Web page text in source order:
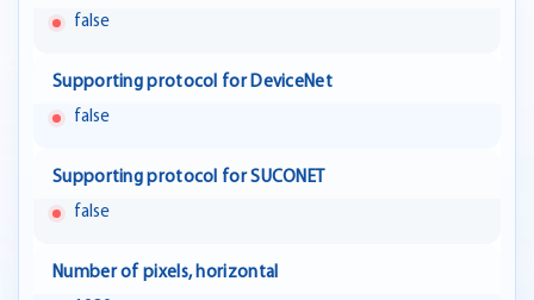
false
Supporting protocol for DeviceNet
false
Supporting protocol for SUCONET
false
Number of pixels, horizontal